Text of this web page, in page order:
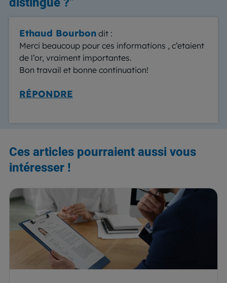
Ethaud Bourbon dit :
Merci beaucoup pour ces informations , c’etaient
de l’or, vraiment importantes.
Bon travail et bonne continuation!
RÉPONDRE
Ces articles pourraient aussi vous
intéresser !